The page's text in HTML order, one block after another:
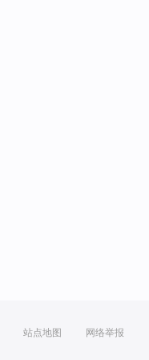
站点地图 网络举报